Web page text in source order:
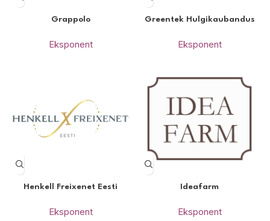
Grappolo
Eksponent
Greentek Hulgikaubandus
Eksponent
Henkell Freixenet Eesti
Eksponent
Ideafarm
Eksponent